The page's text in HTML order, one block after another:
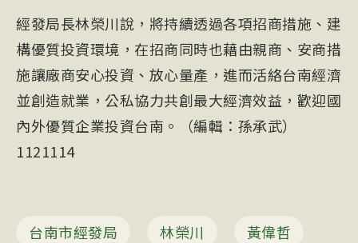
經發局長林榮川說，將持續透過各項招商措施、建
構優質投資環境，在招商同時也藉由親商、安商措
施讓廠商安心投資、放心量產，進而活絡台南經濟
並創造就業，公私協力共創最大經濟效益，歡迎國
內外優質企業投資台南。（編輯：孫承武）
1121114
台南市經發局 林榮川 黃偉哲